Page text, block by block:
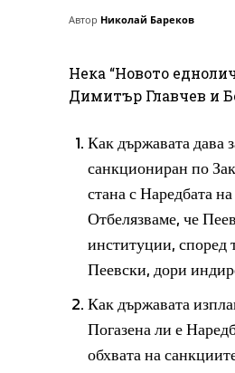
Автор Николай Бареков
Нека “Новото
Димитър Главчев и
Как държавата дава
санкциониран по
стана с Наредбата
Отбелязваме, че
институции, според
Пеевски, дори
Как държавата
Погазена ли е
обхвата на